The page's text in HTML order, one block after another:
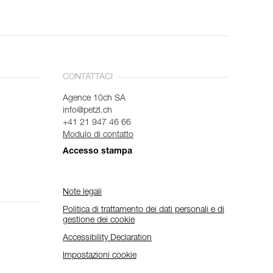
CONTATTACI
Agence 10ch SA
info@petzl.ch
+41 21 947 46 66
Modulo di contatto
Accesso stampa
Note legali
Politica di trattamento dei dati personali e di
gestione dei cookie
Accessibility Declaration
Impostazioni cookie